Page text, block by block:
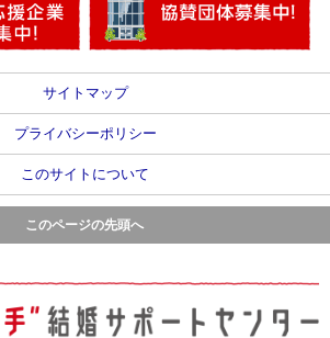
サイトマップ
プライバシーポリシー
このサイトについて
このページの先頭へ